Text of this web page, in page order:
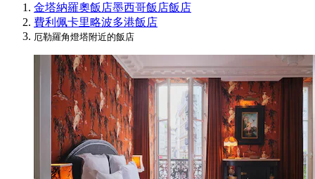
金塔納羅奧飯店墨西哥飯店飯店
費利佩卡里略波多港飯店
厄勒羅角燈塔附近的飯店